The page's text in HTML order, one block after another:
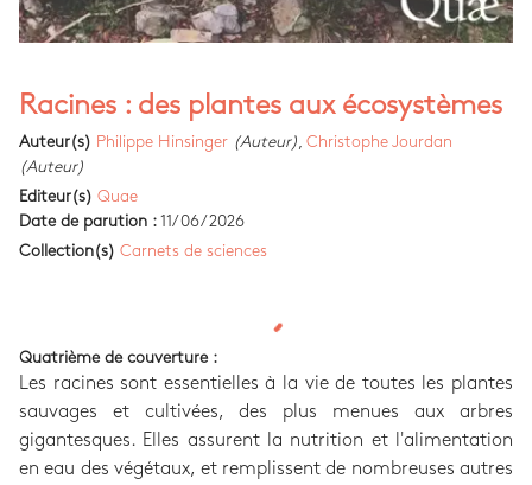
Racines : des plantes aux écosystèmes
Auteur(s) Philippe Hinsinger (Auteur)
Christophe Jourdan
(Auteur)
Editeur(s) Quae
Date de parution : 11/06/2026
Collection(s) Carnets de sciences
Quatrième de couverture :
Les racines sont essentielles à la vie de toutes les plantes
sauvages et cultivées, des plus menues aux arbres
gigantesques. Elles assurent la nutrition et l'alimentation
en eau des végétaux, et remplissent de nombreuses autres